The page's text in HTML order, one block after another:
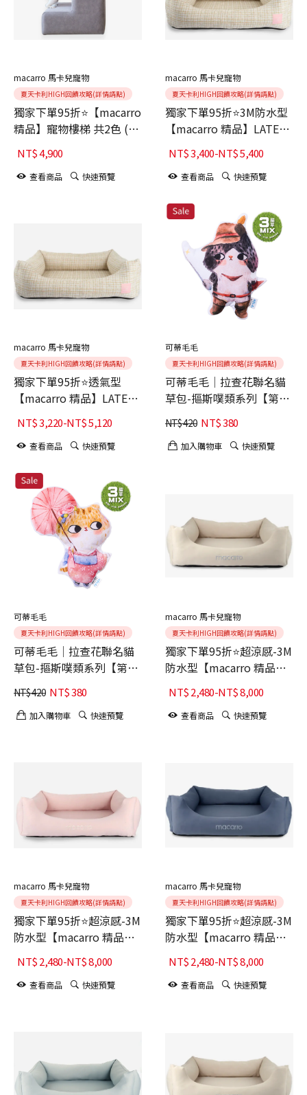
macarro 馬卡兒寵物
夏天卡利HIGH回饋攻略(詳情請點)
獨家下單95折⭐【macarro
精品】寵物樓梯 共2色 (耐
抓、防潑水、抗污、不沾
毛)/關節照顧
NT$4,900
查看商品 快速預覽
macarro 馬卡兒寵物
夏天卡利HIGH回饋攻略(詳情請點)
獨家下單95折⭐3M防水型
【macarro 精品】LATEX
乳膠床-Bisou Bisou聯名
款 雪尼爾布料
NT$3,400-NT$5,400
查看商品 快速預覽
macarro 馬卡兒寵物
夏天卡利HIGH回饋攻略(詳情請點)
獨家下單95折⭐透氣型
【macarro 精品】LATEX
乳膠床-Bisou Bisou聯名
款 雪尼爾布料
NT$3,220-NT$5,120
查看商品 快速預覽
可蒂毛毛
夏天卡利HIGH回饋攻略(詳情請點)
可蒂毛毛│拉查花聯名貓
草包-摳斯噗類系列【第1
彈】長靴拉
NT$420 NT$380
加入購物車 快速預覽
可蒂毛毛
夏天卡利HIGH回饋攻略(詳情請點)
可蒂毛毛│拉查花聯名貓
草包-摳斯噗類系列【第1
彈】櫻花凹
NT$420 NT$380
加入購物車 快速預覽
macarro 馬卡兒寵物
夏天卡利HIGH回饋攻略(詳情請點)
獨家下單95折⭐超涼感-3M
防水型【macarro 精品】
LATEX乳膠床-卡其
NT$2,480-NT$8,000
查看商品 快速預覽
macarro 馬卡兒寵物
夏天卡利HIGH回饋攻略(詳情請點)
獨家下單95折⭐超涼感-3M
防水型【macarro 精品】
LATEX乳膠床-柔紗粉
NT$2,480-NT$8,000
查看商品 快速預覽
macarro 馬卡兒寵物
夏天卡利HIGH回饋攻略(詳情請點)
獨家下單95折⭐超涼感-3M
防水型【macarro 精品】
LATEX乳膠床-深藍
NT$2,480-NT$8,000
查看商品 快速預覽